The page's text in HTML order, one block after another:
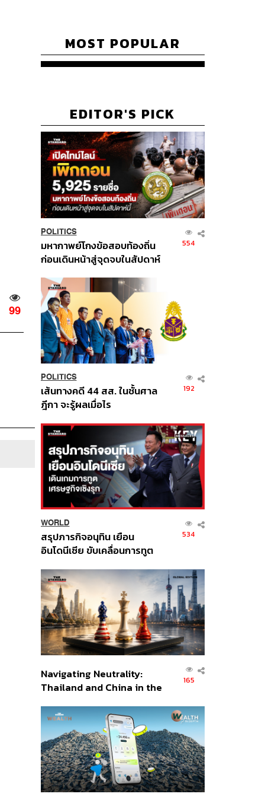
99
MOST POPULAR
EDITOR'S PICK
POLITICS
มหากาพย์โกงข้อสอบท้องถิ่น
ก่อนเดินหน้าสู่จุดจบในสัปดาห์
554
POLITICS
เส้นทางคดี 44 สส. ในชั้นศาล
ฎีกา จะรู้ผลเมื่อไร
192
WORLD
สรุปภารกิจอนุทิน เยือน
อินโดนีเซีย ขับเคลื่อนการทูต
ส่วนยุทธศาสตร์ไทย –
อินโดนีเซีย
534
Navigating Neutrality:
Thailand and China in the
Order
165